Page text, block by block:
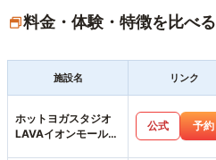
料金・体験・特徴を比べる
施設名 リンク
ホットヨガスタジオ
LAVAイオンモール出
公式 予約